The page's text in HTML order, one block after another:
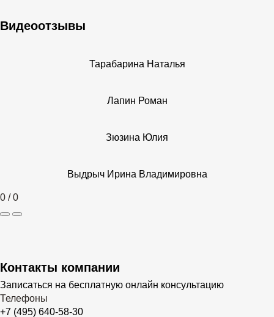
Видеоотзывы
Тарабарина Наталья
Лапин Роман
Зюзина Юлия
Выдрыч Ирина Владимировна
0 /0
Контакты компании
Записаться на бесплатную онлайн консультацию
Телефоны
+7 (495) 640-58-30